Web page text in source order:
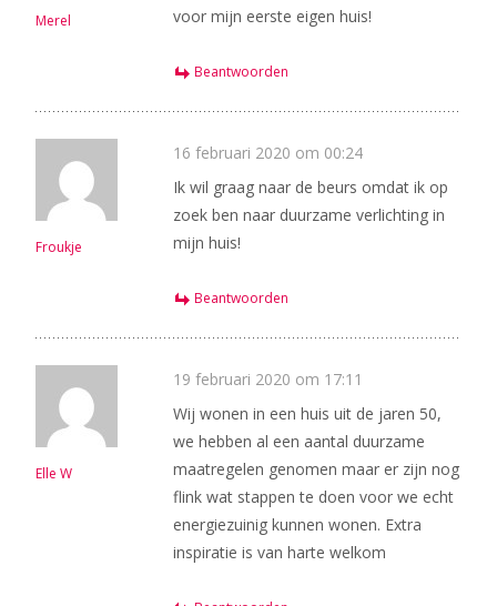
Merel
voor mijn eerste eigen huis!
Beantwoorden
Froukje
16 februari 2020 om 00:24
Ik wil graag naar de beurs omdat ik op
zoek ben naar duurzame verlichting in
mijn huis!
Beantwoorden
Elle W
19 februari 2020 om 17:11
Wij wonen in een huis uit de jaren 50,
we hebben al een aantal duurzame
maatregelen genomen maar er zijn nog
flink wat stappen te doen voor we echt
energiezuinig kunnen wonen. Extra
inspiratie is van harte welkom